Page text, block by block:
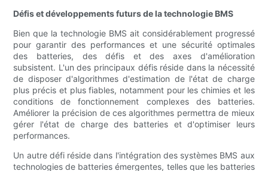
Défis et développements futurs de la technologie BMS
Bien que la technologie BMS ait considérablement progressé
pour garantir des performances et une sécurité optimales
des batteries, des défis et des axes d'amélioration
subsistent. L'un des principaux défis réside dans la nécessité
de disposer d'algorithmes d'estimation de l'état de charge
plus précis et plus fiables, notamment pour les chimies et les
conditions de fonctionnement complexes des batteries.
Améliorer la précision de ces algorithmes permettra de mieux
gérer l'état de charge des batteries et d'optimiser leurs
performances.
Un autre défi réside dans l'intégration des systèmes BMS aux
technologies de batteries émergentes, telles que les batteries